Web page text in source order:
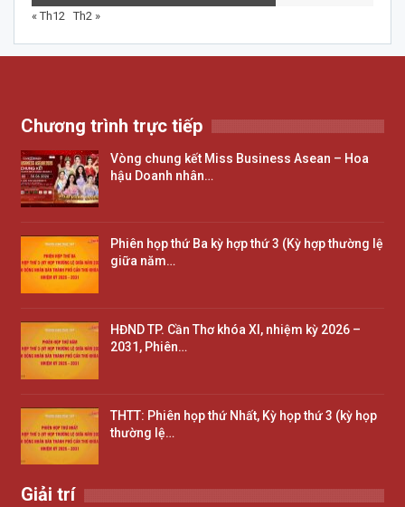
« Th12 Th2 »
Chương trình trực tiếp
Vòng chung kết Miss Business Asean – Hoa
hậu Doanh nhân…
Phiên họp thứ Ba kỳ hợp thứ 3 (Kỳ hợp thường lệ
giữa năm…
HĐND TP. Cần Thơ khóa XI, nhiệm kỳ 2026 –
2031, Phiên…
THTT: Phiên họp thứ Nhất, Kỳ họp thứ 3 (kỳ họp
thường lệ…
Giải trí